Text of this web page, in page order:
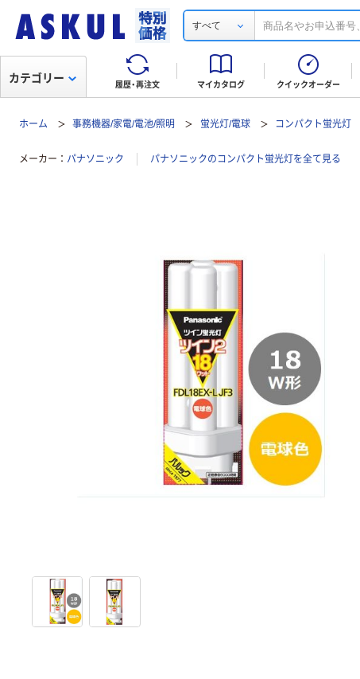
すべて
履歴・再注文 マイカタログ クイックオーダー
カテゴリー
ホーム 事務機器/家電/電池/照明 蛍光灯/電球 コンパクト蛍光灯
メーカー パナソニック パナソニックのコンパクト蛍光灯を全て見る